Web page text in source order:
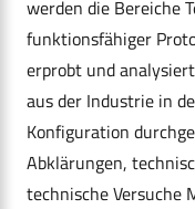
werden die Bereiche
funktionsfähiger
erprobt und
aus der Industrie in
Konfiguration
Abklärungen,
technische Versuche